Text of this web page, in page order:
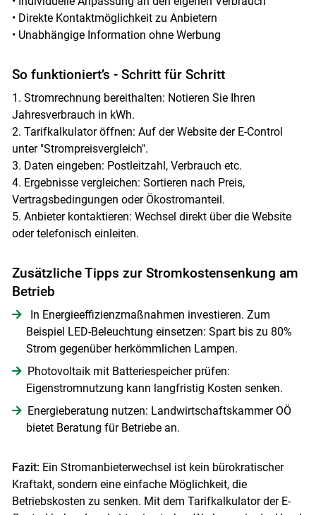
• Direkte Kontaktmöglichkeit zu Anbietern
• Unabhängige Information ohne Werbung
So funktioniert’s - Schritt für Schritt
1. Stromrechnung bereithalten: Notieren Sie Ihren
Jahresverbrauch in kWh.
2. Tarifkalkulator öffnen: Auf der Website der E-Control
unter "Strompreisvergleich".
3. Daten eingeben: Postleitzahl, Verbrauch etc.
4. Ergebnisse vergleichen: Sortieren nach Preis,
Vertragsbedingungen oder Ökostromanteil.
5. Anbieter kontaktieren: Wechsel direkt über die Website
oder telefonisch einleiten.
Zusätzliche Tipps zur Stromkostensenkung am
Betrieb
In Energieeffizienzmaßnahmen investieren. Zum
Beispiel LED-Beleuchtung einsetzen: Spart bis zu 80%
Strom gegenüber herkömmlichen Lampen.
Photovoltaik mit Batteriespeicher prüfen:
Eigenstromnutzung kann langfristig Kosten senken.
Energieberatung nutzen: Landwirtschaftskammer OÖ
bietet Beratung für Betriebe an.
Fazit:Ein Stromanbieterwechsel ist kein bürokratischer
Kraftakt, sondern eine einfache Möglichkeit, die
Betriebskosten zu senken. Mit dem Tarifkalkulator der E-